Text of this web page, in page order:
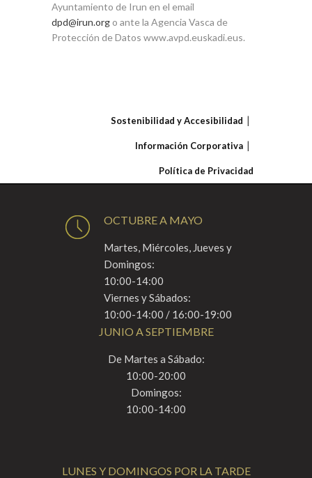
Ayuntamiento de Irun en el email
dpd@irun.org o ante la Agencia Vasca de
Protección de Datos www.avpd.euskadi.eus.
Sostenibilidad y Accesibilidad
Información Corporativa
Política de Privacidad
OCTUBRE A MAYO
Martes, Miércoles, Jueves y
Domingos:
10:00-14:00
Viernes y Sábados:
10:00-14:00 / 16:00-19:00
JUNIO A SEPTIEMBRE
De Martes a Sábado:
10:00-20:00
Domingos:
10:00-14:00
LUNES Y DOMINGOS POR LA TARDE